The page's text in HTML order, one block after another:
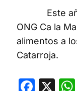
Este año,
ONG Ca la
alimentos a
Catarroja.
X